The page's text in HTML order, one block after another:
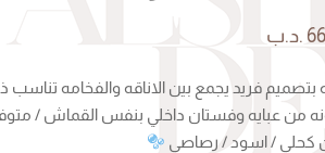
.د.ب
بتصميم فريد يجمع بين الاناقه والفخامه تناسب
من عبايه وفستان داخلي بنفس القماش /
كحلي / اسود / رصاصي